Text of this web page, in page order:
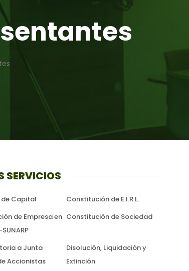
SERVICIOS
Capital
Constitución de E.I.R.L.
de Empresa en Constitución de Sociedad
a Junta
Accionistas
Disolución, Liquidación y
Extinción